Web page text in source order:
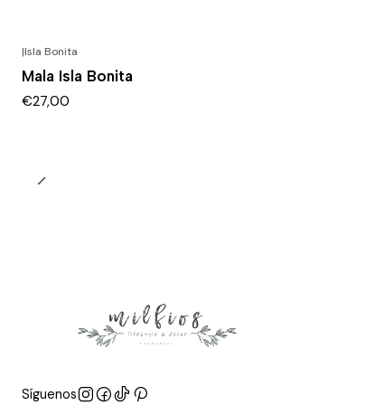
|Isla Bonita
Mala Isla Bonita
€27,00
Síguenos